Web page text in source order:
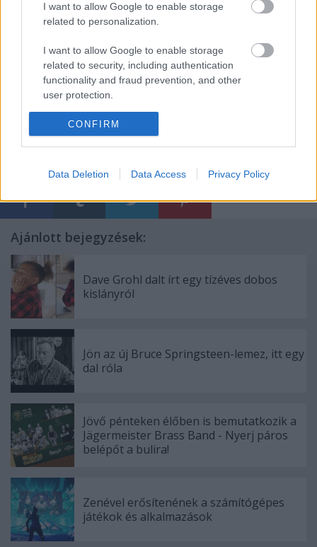
I want to allow Google to enable storage
related to personalization.
I want to allow Google to enable storage
related to security, including authentication
functionality and fraud prevention, and other
user protection.
CONFIRM
Data Deletion Data Access Privacy Policy
Ajánlott bejegyzések:
Dave Grohl dalt írt egy tízéves dobos
kislányról
Jön az új Bruce Springsteen-lemez, itt egy
dal róla
Jövő pénteken élőben is bemutatkozik a
Jägermeister Brass Band - Nyerj páros
belépőt a bulira!
Zenével erősítenének a számítógépes
játékok és alkalmazások